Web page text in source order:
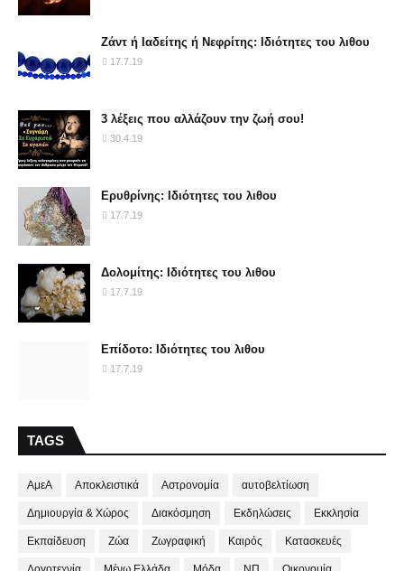
Ζάντ ή Ιαδείτης ή Νεφρίτης: Ιδιότητες του λιθου
17.7.19
3 λέξεις που αλλάζουν την ζωή σου!
30.4.19
Ερυθρίνης: Ιδιότητες του λιθου
17.7.19
Δολομίτης: Ιδιότητες του λιθου
17.7.19
Επίδοτο: Ιδιότητες του λιθου
17.7.19
TAGS
ΑμεΑ Αποκλειστικά Αστρονομία αυτοβελτίωση
Δημιουργία & Χώρος Διακόσμηση Εκδηλώσεις Εκκλησία
Εκπαίδευση Ζώα Ζωγραφική Καιρός Κατασκευές